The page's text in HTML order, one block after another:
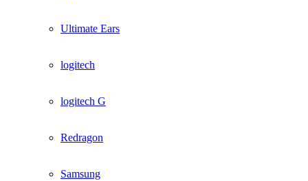
Ultimate Ears
logitech
logitech G
Redragon
Samsung